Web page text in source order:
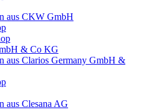
aus CKW GmbH
& Co KG
aus Clarios Germany GmbH &
aus Clesana AG